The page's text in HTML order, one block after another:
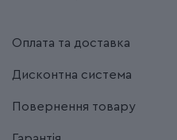
Оплата та доставка
Дисконтна система
Повернення товару